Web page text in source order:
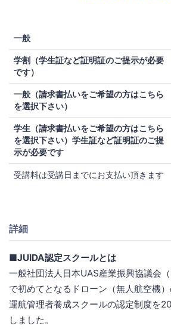
一般
学割（学生証など証明証のご提示が必要
です）
一般（請求書払いをご希望の方はこちら
を選択下さい）
学生（請求書払いをご希望の方はこちら
を選択下さい）学生証など証明証のご提
示が必要です
受講料は受講日までにお支払い頂きます
詳細
■JUIDA認定スクールとは
一般社団法人日本UAS産業振興協議会
で初めてとなるドローン（無人航空機
運航管理者養成スクールの認定制度を
しました。